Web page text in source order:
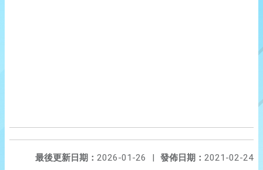
發佈日期： 2021-02-24
最後更新日期： 2026-01-26
|